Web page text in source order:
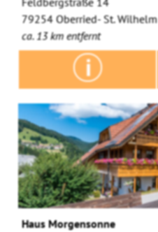
79254 Oberried- St. Wilhelm
ca. 13 km entfernt
Haus Morgensonne